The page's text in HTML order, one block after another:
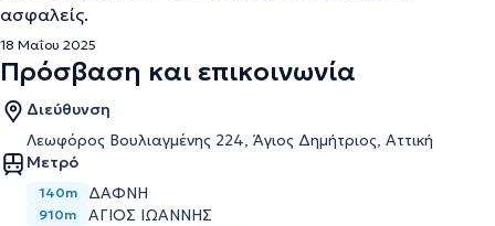
ασφαλείς.
18 Μαΐου 2025
Πρόσβαση και επικοινωνία
Διεύθυνση
Λεωφόρος Βουλιαγμένης 224, Άγιος Δημήτριος, Αττική
Μετρό
140m ΔΆΦΝΗ
910m ΆΓΙΟΣ ΙΩΆΝΝΗΣ